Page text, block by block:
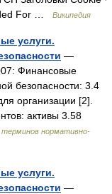
For …
Википедия
услуги.
—
Финансовые
безопасности: 3.4
организации [2].
активы 3.58
терминов нормативно-
услуги.
—